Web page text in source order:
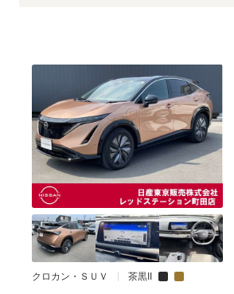
クロカン・ＳＵＶ 茶黒II